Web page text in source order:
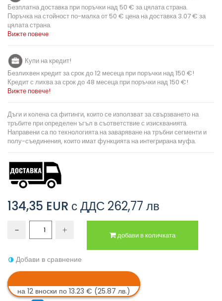
Безплатна доставка при поръчки над 50 € за цялата страна.
Поръчка на стойност по-малка от 50 € цена на доставка 3.07 € за
цялата страна.
Вижте повече
Купи на кредит!
Безлихвен кредит за срок до 12 месеца при поръчки над 150 €!
Кредит с лихва за срок до 48 месеца при поръчки над 150 €!
Вижте повече!
Дъги и колена са фитинги, които се използват за свързването на
тръбите при определен ъгъл в съответствие с изискванията.
Направени са по технологията на заваряване на тръбни сегменти и
полу-съединения, които имат функцията на интегрирана муфа.
134,35 EUR с ДДС 262,77 лв
добави в количката
Добави в сравнение
на 12 вноски по 13.23 € (25.87 лв.)